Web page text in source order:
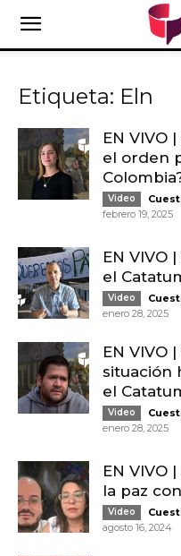
Etiqueta: Eln
EN VIVO
el orden
Video
febrero 19, 2025
EN VIVO
el
Video
enero 28, 2025
EN VIVO
situación
el
Video
enero 28, 2025
EN VIVO
la paz
Video
agosto 16, 2024